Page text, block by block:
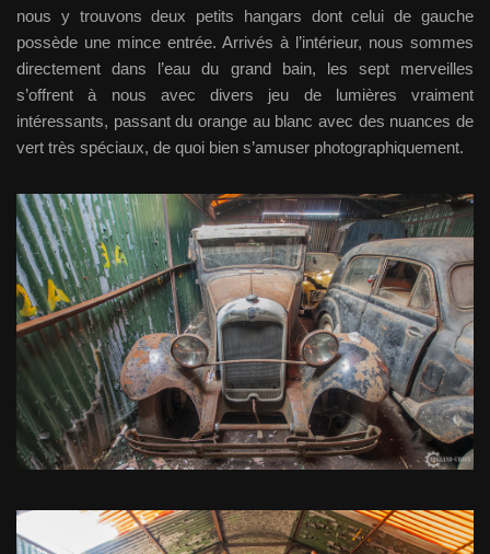
nous y trouvons deux petits hangars dont celui de gauche
possède une mince entrée. Arrivés à l’intérieur, nous sommes
directement dans l’eau du grand bain, les sept merveilles
s’offrent à nous avec divers jeu de lumières vraiment
intéressants, passant du orange au blanc avec des nuances de
vert très spéciaux, de quoi bien s’amuser photographiquement.